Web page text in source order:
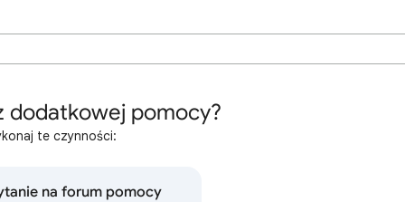
dodatkowej pomocy?
te czynności:
na forum pomocy